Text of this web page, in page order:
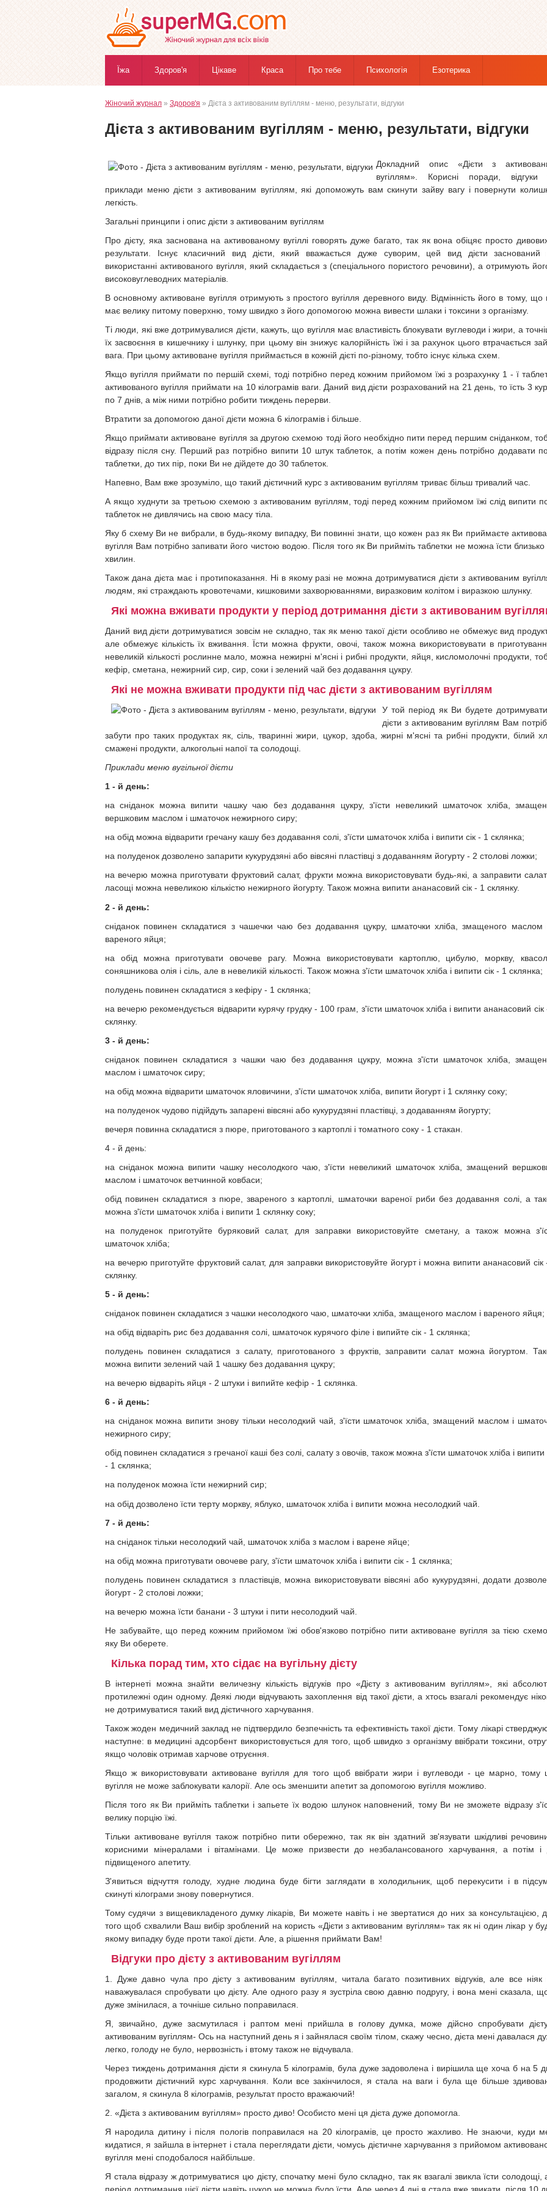
Їжа Здоров'я Цікаве Краса Про тебе Психологія Езотерика
Жіночий журнал » Здоров'я » Дієта з активованим вугіллям - меню, результати, відгуки
Дієта з активованим вугіллям - меню, результати, відгуки
Докладний опис «Дієти з
вугіллям». Корисні поради, відгуки
приклади меню дієти з активованим вугіллям, які допоможуть вам скинути зайву вагу і повернути
легкість.
Загальні принципи і опис дієти з активованим вугіллям
Про дієту, яка заснована на активованому вугіллі говорять дуже багато, так як вона обіцяє просто
результати. Існує класичний вид дієти, який вважається дуже суворим, цей вид дієти заснований
використанні активованого вугілля, який складається з (спеціального пористого речовини), а отримують
високовуглеводних матеріалів.
В основному активоване вугілля отримують з простого вугілля деревного виду. Відмінність його в тому, що
має велику питому поверхню, тому швидко з його допомогою можна вивести шлаки і токсини з організму.
Ті люди, які вже дотримувалися дієти, кажуть, що вугілля має властивість блокувати вуглеводи і жири, а
їх засвоєння в кишечнику і шлунку, при цьому він знижує калорійність їжі і за рахунок цього втрачається
вага. При цьому активоване вугілля приймається в кожній дієті по-різному, тобто існує кілька схем.
Якщо вугілля приймати по першій схемі, тоді потрібно перед кожним прийомом їжі з розрахунку 1 - ї
активованого вугілля приймати на 10 кілограмів ваги. Даний вид дієти розрахований на 21 день, то їсть 3
по 7 днів, а між ними потрібно робити тиждень перерви.
Втратити за допомогою даної дієти можна 6 кілограмів і більше.
Якщо приймати активоване вугілля за другою схемою тоді його необхідно пити перед першим сніданком,
відразу після сну. Перший раз потрібно випити 10 штук таблеток, а потім кожен день потрібно додавати
таблетки, до тих пір, поки Ви не дійдете до 30 таблеток.
Напевно, Вам вже зрозуміло, що такий дієтичний курс з активованим вугіллям триває більш тривалий час.
А якщо худнути за третьою схемою з активованим вугіллям, тоді перед кожним прийомом їжі слід випити
таблеток не дивлячись на свою масу тіла.
Яку б схему Ви не вибрали, в будь-якому випадку, Ви повинні знати, що кожен раз як Ви приймаєте
вугілля Вам потрібно запивати його чистою водою. Після того як Ви прийміть таблетки не можна їсти
хвилин.
Також дана дієта має і протипоказання. Ні в якому разі не можна дотримуватися дієти з активованим
людям, які страждають кровотечами, кишковими захворюваннями, виразковим колітом і виразкою шлунку.
Які можна вживати продукти у період дотримання дієти з активованим
Даний вид дієти дотримуватися зовсім не складно, так як меню такої дієти особливо не обмежує вид
але обмежує кількість їх вживання. Їсти можна фрукти, овочі, також можна використовувати в
невеликій кількості рослинне мало, можна нежирні м'ясні і рибні продукти, яйця, кисломолочні продукти,
кефір, сметана, нежирний сир, сир, соки і зелений чай без додавання цукру.
Які не можна вживати продукти під час дієти з активованим вугіллям
У той період як Ви будете
дієти з активованим вугіллям Вам
забути про таких продуктах як, сіль, тваринні жири, цукор, здоба, жирні м'ясні та рибні продукти, білий
смажені продукти, алкогольні напої та солодощі.
Приклади меню вугільної дієти
1 - й день:
на сніданок можна випити чашку чаю без додавання цукру, з'їсти невеликий шматочок хліба,
вершковим маслом і шматочок нежирного сиру;
на обід можна відварити гречану кашу без додавання солі, з'їсти шматочок хліба і випити сік - 1 склянка;
на полуденок дозволено запарити кукурудзяні або вівсяні пластівці з додаванням йогурту - 2 столові ложки;
на вечерю можна приготувати фруктовий салат, фрукти можна використовувати будь-які, а заправити
ласощі можна невеликою кількістю нежирного йогурту. Також можна випити ананасовий сік - 1 склянку.
2 - й день:
сніданок повинен складатися з чашечки чаю без додавання цукру, шматочки хліба, змащеного маслом
вареного яйця;
на обід можна приготувати овочеве рагу. Можна використовувати картоплю, цибулю, моркву,
соняшникова олія і сіль, але в невеликій кількості. Також можна з'їсти шматочок хліба і випити сік - 1 склянка;
полудень повинен складатися з кефіру - 1 склянка;
на вечерю рекомендується відварити курячу грудку - 100 грам, з'їсти шматочок хліба і випити ананасовий сік
склянку.
3 - й день:
сніданок повинен складатися з чашки чаю без додавання цукру, можна з'їсти шматочок хліба,
маслом і шматочок сиру;
на обід можна відварити шматочок яловичини, з'їсти шматочок хліба, випити йогурт і 1 склянку соку;
на полуденок чудово підійдуть запарені вівсяні або кукурудзяні пластівці, з додаванням йогурту;
вечеря повинна складатися з пюре, приготованого з картоплі і томатного соку - 1 стакан.
4 - й день:
на сніданок можна випити чашку несолодкого чаю, з'їсти невеликий шматочок хліба, змащений
маслом і шматочок ветчинной ковбаси;
обід повинен складатися з пюре, звареного з картоплі, шматочки вареної риби без додавання солі, а
можна з'їсти шматочок хліба і випити 1 склянку соку;
на полуденок приготуйте буряковий салат, для заправки використовуйте сметану, а також можна
шматочок хліба;
на вечерю приготуйте фруктовий салат, для заправки використовуйте йогурт і можна випити ананасовий сік
склянку.
5 - й день:
сніданок повинен складатися з чашки несолодкого чаю, шматочки хліба, змащеного маслом і вареного яйця;
на обід відваріть рис без додавання солі, шматочок курячого філе і випийте сік - 1 склянка;
полудень повинен складатися з салату, приготованого з фруктів, заправити салат можна йогуртом.
можна випити зелений чай 1 чашку без додавання цукру;
на вечерю відваріть яйця - 2 штуки і випийте кефір - 1 склянка.
6 - й день:
на сніданок можна випити знову тільки несолодкий чай, з'їсти шматочок хліба, змащений маслом і
нежирного сиру;
обід повинен складатися з гречаної каші без солі, салату з овочів, також можна з'їсти шматочок хліба і випити
- 1 склянка;
на полуденок можна їсти нежирний сир;
на обід дозволено їсти терту моркву, яблуко, шматочок хліба і випити можна несолодкий чай.
7 - й день:
на сніданок тільки несолодкий чай, шматочок хліба з маслом і варене яйце;
на обід можна приготувати овочеве рагу, з'їсти шматочок хліба і випити сік - 1 склянка;
полудень повинен складатися з пластівців, можна використовувати вівсяні або кукурудзяні, додати
йогурт - 2 столові ложки;
на вечерю можна їсти банани - 3 штуки і пити несолодкий чай.
Не забувайте, що перед кожним прийомом їжі обов'язково потрібно пити активоване вугілля за тією
яку Ви оберете.
Кілька порад тим, хто сідає на вугільну дієту
В інтернеті можна знайти величезну кількість відгуків про «Дієту з активованим вугіллям», які
протилежні один одному. Деякі люди відчувають захоплення від такої дієти, а хтось взагалі рекомендує
не дотримуватися такий вид дієтичного харчування.
Також жоден медичний заклад не підтвердило безпечність та ефективність такої дієти. Тому лікарі
наступне: в медицині адсорбент використовується для того, щоб швидко з організму ввібрати токсини,
якщо чоловік отримав харчове отруєння.
Якщо ж використовувати активоване вугілля для того щоб ввібрати жири і вуглеводи - це марно, тому
вугілля не може заблокувати калорії. Але ось зменшити апетит за допомогою вугілля можливо.
Після того як Ви прийміть таблетки і запьете їх водою шлунок наповнений, тому Ви не зможете відразу
велику порцію їжі.
Тільки активоване вугілля також потрібно пити обережно, так як він здатний зв'язувати шкідливі
корисними мінералами і вітамінами. Це може призвести до незбалансованого харчування, а потім і
підвищеного апетиту.
З'явиться відчуття голоду, худне людина буде бігти заглядати в холодильник, щоб перекусити і в
скинуті кілограми знову повернутися.
Тому судячи з вищевикладеного думку лікарів, Ви можете навіть і не звертатися до них за консультацією,
того щоб схвалили Ваш вибір зроблений на користь «Дієти з активованим вугіллям» так як ні один лікар у
якому випадку буде проти такої дієти. Але, а рішення приймати Вам!
Відгуки про дієту з активованим вугіллям
1. Дуже давно чула про дієту з активованим вугіллям, читала багато позитивних відгуків, але все ніяк
наважувалася спробувати цю дієту. Але одного разу я зустріла свою давню подругу, і вона мені сказала,
дуже змінилася, а точніше сильно поправилася.
Я, звичайно, дуже засмутилася і раптом мені прийшла в голову думка, може дійсно спробувати
активованим вугіллям- Ось на наступний день я і зайнялася своїм тілом, скажу чесно, дієта мені давалася
легко, голоду не було, нервозність і втому також не відчувала.
Через тиждень дотримання дієти я скинула 5 кілограмів, була дуже задоволена і вирішила ще хоча б на 5
продовжити дієтичний курс харчування. Коли все закінчилося, я стала на ваги і була ще більше
загалом, я скинула 8 кілограмів, результат просто вражаючий!
2. «Дієта з активованим вугіллям» просто диво! Особисто мені ця дієта дуже допомогла.
Я народила дитину і після пологів поправилася на 20 кілограмів, це просто жахливо. Не знаючи, куди
кидатися, я зайшла в інтернет і стала переглядати дієти, чомусь дієтичне харчування з прийомом
вугілля мені сподобалося найбільше.
Я стала відразу ж дотримуватися цю дієту, спочатку мені було складно, так як взагалі звикла їсти солодощі,